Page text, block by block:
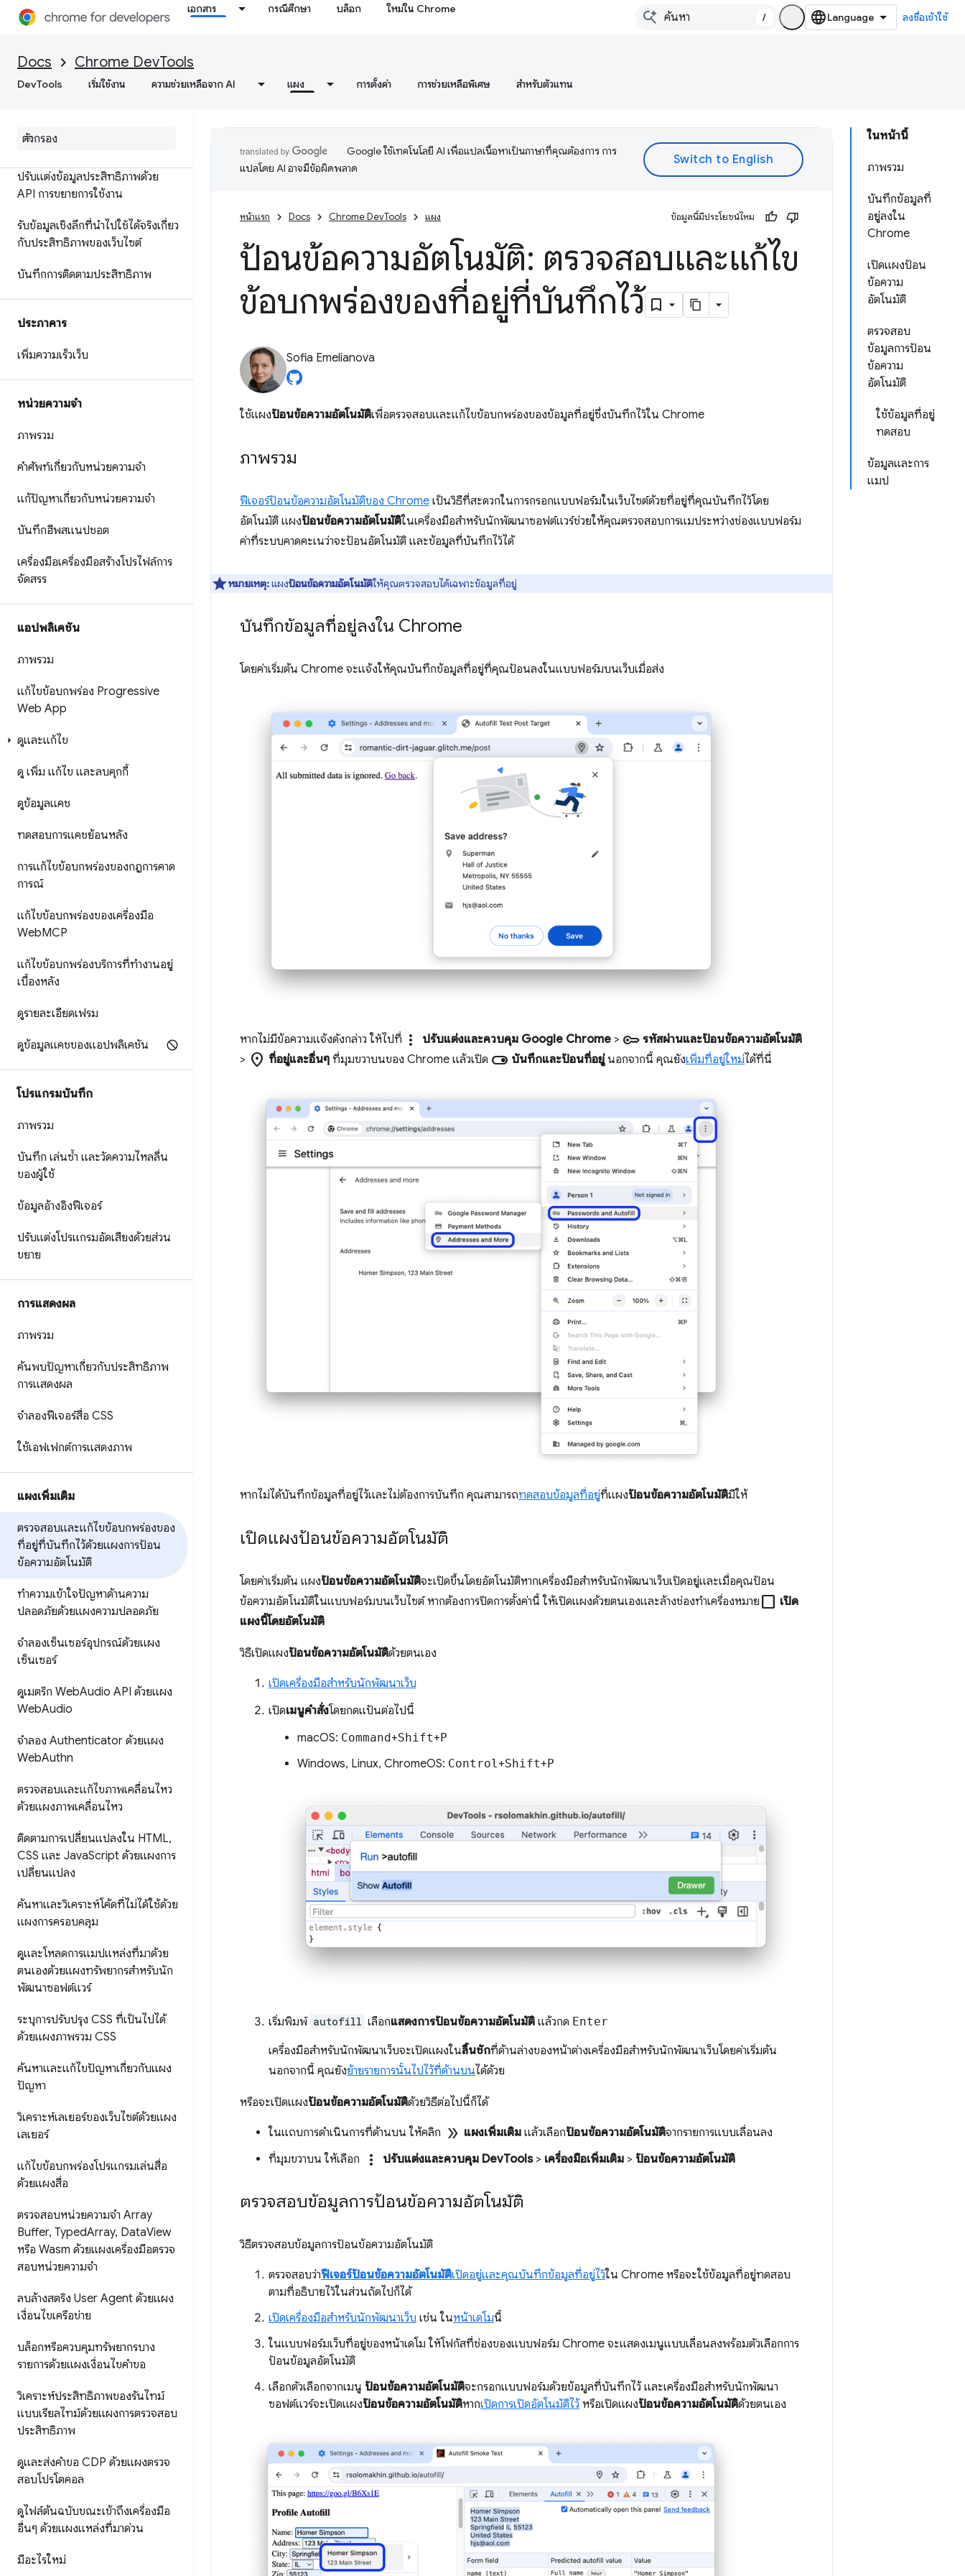
เอกสาร กรณีศึกษา บล็อก ใหม่ใน Chrome
/ ลงชื่อเข้าใช้
Docs Chrome DevTools
DevTools เริ่มใช้งาน ความช่วยเหลือจาก AI แผง การตั้งค่า การช่วยเหลือพิเศษ สำหรับตัวแทน
การอ้างอิงเหตุการณ์ในไทม์ไลน์
ประสิทธิภาพ Node
ปรับแต่งข้อมูลประสิทธิภาพด้วย
API การขยายการใช้งาน
รับข้อมูลเชิงลึกที่นำไปใช้ได้จริงเกี่ยว
กับประสิทธิภาพของเว็บไซต์
บันทึกการติดตามประสิทธิภาพ
ประภาคาร
เพิ่มความเร็วเว็บ
หน่วยความจำ
ภาพรวม
คำศัพท์เกี่ยวกับหน่วยความจำ
แก้ปัญหาเกี่ยวกับหน่วยความจำ
บันทึกฮีพสแนปชอต
เครื่องมือเครื่องมือสร้างโปรไฟล์การ
จัดสรร
แอปพลิเคชัน
ภาพรวม
แก้ไขข้อบกพร่อง Progressive
Web App
ดูและแก้ไข
ดู เพิ่ม แก้ไข และลบคุกกี้
ดูข้อมูลแคช
ทดสอบการแคชย้อนหลัง
การแก้ไขข้อบกพร่องของกฎการคาด
การณ์
แก้ไขข้อบกพร่องของเครื่องมือ
WebMCP
แก้ไขข้อบกพร่องบริการที่ทำงานอยู่
เบื้องหลัง
ดูรายละเอียดเฟรม
ดูข้อมูลแคชของแอปพลิเคชัน
โปรแกรมบันทึก
ภาพรวม
บันทึก เล่นซ้ำ และวัดความไหลลื่น
ของผู้ใช้
ข้อมูลอ้างอิงฟีเจอร์
ปรับแต่งโปรแกรมอัดเสียงด้วยส่วน
ขยาย
การแสดงผล
ภาพรวม
ค้นพบปัญหาเกี่ยวกับประสิทธิภาพ
การแสดงผล
จำลองฟีเจอร์สื่อ CSS
ใช้เอฟเฟกต์การแสดงภาพ
แผงเพิ่มเติม
ตรวจสอบและแก้ไขข้อบกพร่องของ
ที่อยู่ที่บันทึกไว้ด้วยแผงการป้อน
ข้อความอัตโนมัติ
ทำความเข้าใจปัญหาด้านความ
ปลอดภัยด้วยแผงความปลอดภัย
จำลองเซ็นเซอร์อุปกรณ์ด้วยแผง
เซ็นเซอร์
ดูเมตริก WebAudio API ด้วยแผง
WebAudio
จำลอง Authenticator ด้วยแผง
WebAuthn
ตรวจสอบและแก้ไขภาพเคลื่อนไหว
ด้วยแผงภาพเคลื่อนไหว
ติดตามการเปลี่ยนแปลงใน HTML,
CSS และ JavaScript ด้วยแผงการ
เปลี่ยนแปลง
ค้นหาและวิเคราะห์โค้ดที่ไม่ได้ใช้ด้วย
แผงการครอบคลุม
ดูและโหลดการแมปแหล่งที่มาด้วย
ตนเองด้วยแผงทรัพยากรสำหรับนัก
พัฒนาซอฟต์แวร์
ระบุการปรับปรุง CSS ที่เป็นไปได้
ด้วยแผงภาพรวม CSS
ค้นหาและแก้ไขปัญหาเกี่ยวกับแผง
ปัญหา
วิเคราะห์เลเยอร์ของเว็บไซต์ด้วยแผง
เลเยอร์
แก้ไขข้อบกพร่องโปรแกรมเล่นสื่อ
ด้วยแผงสื่อ
ตรวจสอบหน่วยความจำ Array
Buffer, TypedArray, DataView
หรือ Wasm ด้วยแผงเครื่องมือตรวจ
สอบหน่วยความจำ
ลบล้างสตริง User Agent ด้วยแผง
เงื่อนไขเครือข่าย
บล็อกหรือควบคุมทรัพยากรบาง
รายการด้วยแผงเงื่อนไขคำขอ
วิเคราะห์ประสิทธิภาพของรันไทม์
แบบเรียลไทม์ด้วยแผงการตรวจสอบ
ประสิทธิภาพ
ดูและส่งคำขอ CDP ด้วยแผงตรวจ
สอบโปรโตคอล
ดูไฟล์ต้นฉบับขณะเข้าถึงเครื่องมือ
อื่นๆ ด้วยแผงแหล่งที่มาด่วน
มีอะไรใหม่
ในหน้านี้
ภาพรวม
บันทึกข้อมูลที่
อยู่ลงใน
Chrome
เปิดแผงป้อน
ข้อความ
อัตโนมัติ
ตรวจสอบ
ข้อมูลการป้อน
ข้อความ
อัตโนมัติ
ใช้ข้อมูลที่อยู่
ทดสอบ
ข้อมูลและการ
แมป
Google ใช้เทคโนโลยี AI เพื่อแปลเนื้อหาเป็นภาษาที่คุณต้องการ การ
แปลโดย AI อาจมีข้อผิดพลาด
หน้าแรก Docs Chrome DevTools แผง ข้อมูลนี้มีประโยชน์ไหม
ป้อนข้อความอัตโนมัติ: ตรวจสอบและแก้ไข
ข้อบกพร่องของที่อยู่ที่บันทึกไว้
Sofia Emelianova
ใช้แผงป้อนข้อความอัตโนมัติเพื่อตรวจสอบและแก้ไขข้อบกพร่องของข้อมูลที่อยู่ซึ่งบันทึกไว้ใน Chrome
ภาพรวม
ฟีเจอร์ป้อนข้อความอัตโนมัติของ Chrome เป็นวิธีที่สะดวกในการกรอกแบบฟอร์มในเว็บไซต์ด้วยที่อยู่ที่คุณบันทึกไว้โดย
อัตโนมัติ แผงป้อนข้อความอัตโนมัติในเครื่องมือสำหรับนักพัฒนาซอฟต์แวร์ช่วยให้คุณตรวจสอบการแมประหว่างช่องแบบฟอร์ม
ค่าที่ระบบคาดคะเนว่าจะป้อนอัตโนมัติ และข้อมูลที่บันทึกไว้ได้
หมายเหตุ:แผงป้อนข้อความอัตโนมัติให้คุณตรวจสอบได้เฉพาะข้อมูลที่อยู่
บันทึกข้อมูลที่อยู่ลงใน Chrome
โดยค่าเริ่มต้น Chrome จะแจ้งให้คุณบันทึกข้อมูลที่อยู่ที่คุณป้อนลงในแบบฟอร์มบนเว็บเมื่อส่ง
หากไม่มีข้อความแจ้งดังกล่าว ให้ไปที่ more_vert ปรับแต่งและควบคุม Google Chrome > key รหัสผ่านและป้อนข้อความอัตโนมัติ
> location_on ที่อยู่และอื่นๆ ที่มุมขวาบนของ Chrome แล้วเปิด toggle_on บันทึกและป้อนที่อยู่นอกจากนี้ คุณยังเพิ่มที่อยู่ใหม่ได้ที่นี่
หากไม่ได้บันทึกข้อมูลที่อยู่ไว้และไม่ต้องการบันทึก คุณสามารถทดสอบข้อมูลที่อยู่ที่แผงป้อนข้อความอัตโนมัติมีให้
เปิดแผงป้อนข้อความอัตโนมัติ
โดยค่าเริ่มต้น แผงป้อนข้อความอัตโนมัติจะเปิดขึ้นโดยอัตโนมัติหากเครื่องมือสำหรับนักพัฒนาเว็บเปิดอยู่และเมื่อคุณป้อน
ข้อความอัตโนมัติในแบบฟอร์มบนเว็บไซต์ หากต้องการปิดการตั้งค่านี้ ให้เปิดแผงด้วยตนเองและล้างช่องทำเครื่องหมาย check_box_outline_blank เปิด
แผงนี้โดยอัตโนมัติ
วิธีเปิดแผงป้อนข้อความอัตโนมัติด้วยตนเอง
เปิดเครื่องมือสำหรับนักพัฒนาเว็บ
เปิดเมนูคำสั่งโดยกดแป้นต่อไปนี้
macOS: Command+Shift+P
Windows, Linux, ChromeOS: Control+Shift+P
เริ่มพิมพ์ autofill เลือกแสดงการป้อนข้อความอัตโนมัติ แล้วกด Enter
เครื่องมือสำหรับนักพัฒนาเว็บจะเปิดแผงในลิ้นชักที่ด้านล่างของหน้าต่างเครื่องมือสำหรับนักพัฒนาเว็บโดยค่าเริ่มต้น
นอกจากนี้ คุณยังย้ายรายการนั้นไปไว้ที่ด้านบนได้ด้วย
หรือจะเปิดแผงป้อนข้อความอัตโนมัติด้วยวิธีต่อไปนี้ก็ได้
ในแถบการดำเนินการที่ด้านบน ให้คลิก double_arrow แผงเพิ่มเติม แล้วเลือกป้อนข้อความอัตโนมัติจากรายการแบบเลื่อนลง
ที่มุมขวาบน ให้เลือก
more_vert ปรับแต่งและควบคุม DevTools> เครื่องมือเพิ่มเติม > ป้อนข้อความอัตโนมัติ
ตรวจสอบข้อมูลการป้อนข้อความอัตโนมัติ
วิธีตรวจสอบข้อมูลการป้อนข้อความอัตโนมัติ
ตรวจสอบว่าฟีเจอร์ป้อนข้อความอัตโนมัติเปิดอยู่และคุณบันทึกข้อมูลที่อยู่ไว้ใน Chrome หรือจะใช้ข้อมูลที่อยู่ทดสอบ
ตามที่อธิบายไว้ในส่วนถัดไปก็ได้
เปิดเครื่องมือสำหรับนักพัฒนาเว็บ เช่น ในหน้าเดโมนี้
ในแบบฟอร์มเว็บที่อยู่ของหน้าเดโม ให้โฟกัสที่ช่องของแบบฟอร์ม Chrome จะแสดงเมนูแบบเลื่อนลงพร้อมตัวเลือกการ
ป้อนข้อมูลอัตโนมัติ
เลือกตัวเลือกจากเมนู ป้อนข้อความอัตโนมัติจะกรอกแบบฟอร์มด้วยข้อมูลที่บันทึกไว้ และเครื่องมือสำหรับนักพัฒนา
ซอฟต์แวร์จะเปิดแผงป้อนข้อความอัตโนมัติหากเปิดการเปิดอัตโนมัติไว้ หรือเปิดแผงป้อนข้อความอัตโนมัติด้วยตนเอง